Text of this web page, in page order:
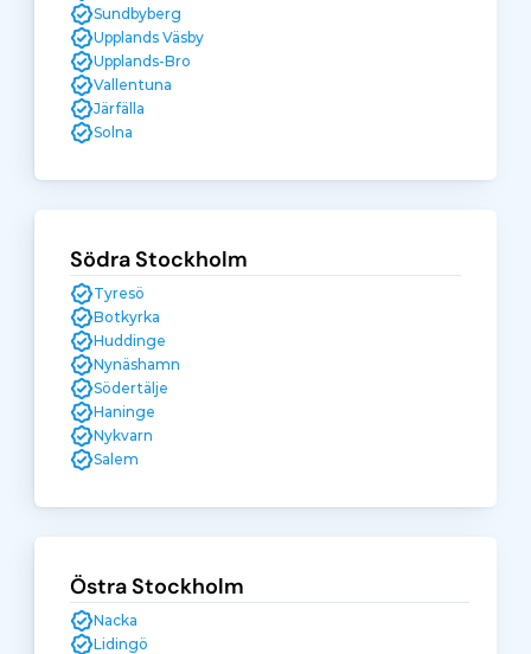
Sundbyberg
Upplands Väsby
Upplands-Bro
Vallentuna
Järfälla
Solna
Södra Stockholm
Tyresö
Botkyrka
Huddinge
Nynäshamn
Södertälje
Haninge
Nykvarn
Salem
Östra Stockholm
Nacka
Lidingö